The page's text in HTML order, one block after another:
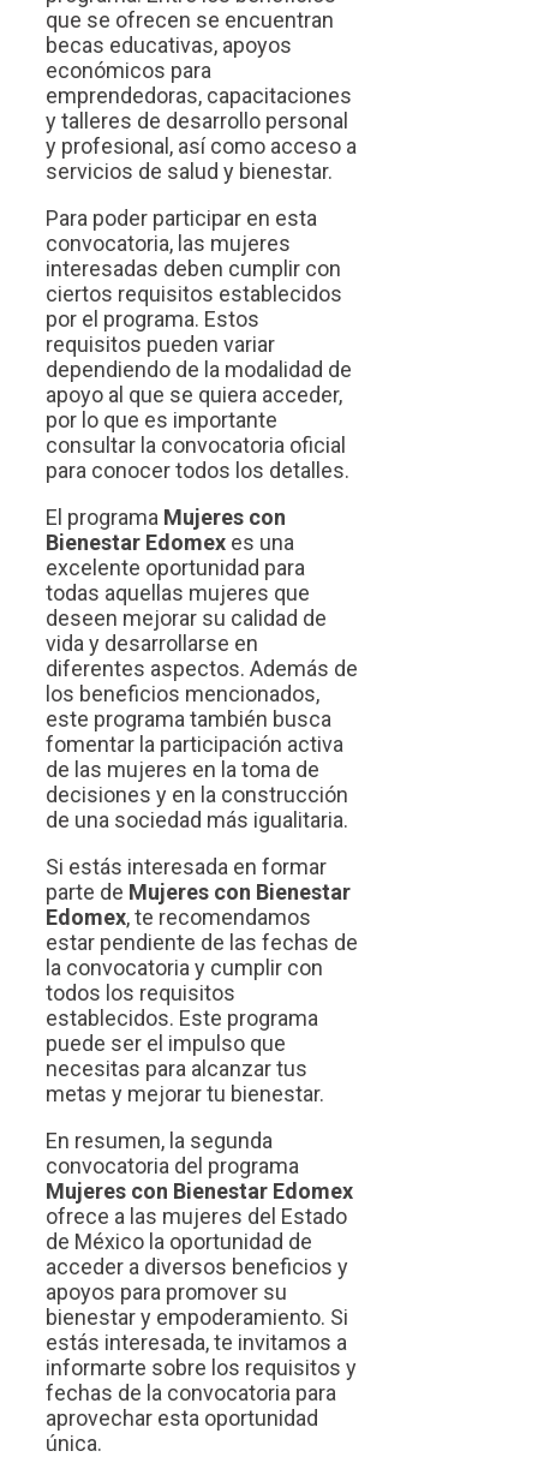
que se ofrecen se encuentran
becas educativas, apoyos
económicos para
emprendedoras, capacitaciones
y talleres de desarrollo personal
y profesional, así como acceso a
servicios de salud y bienestar.
Para poder participar en esta
convocatoria, las mujeres
interesadas deben cumplir con
ciertos requisitos establecidos
por el programa. Estos
requisitos pueden variar
dependiendo de la modalidad de
apoyo al que se quiera acceder,
por lo que es importante
consultar la convocatoria oficial
para conocer todos los detalles.
El programa Mujeres con
Bienestar Edomex es una
excelente oportunidad para
todas aquellas mujeres que
deseen mejorar su calidad de
vida y desarrollarse en
diferentes aspectos. Además de
los beneficios mencionados,
este programa también busca
fomentar la participación activa
de las mujeres en la toma de
decisiones y en la construcción
de una sociedad más igualitaria.
Si estás interesada en formar
parte de Mujeres con Bienestar
Edomex, te recomendamos
estar pendiente de las fechas de
la convocatoria y cumplir con
todos los requisitos
establecidos. Este programa
puede ser el impulso que
necesitas para alcanzar tus
metas y mejorar tu bienestar.
En resumen, la segunda
convocatoria del programa
Mujeres con Bienestar Edomex
ofrece a las mujeres del Estado
de México la oportunidad de
acceder a diversos beneficios y
apoyos para promover su
bienestar y empoderamiento. Si
estás interesada, te invitamos a
informarte sobre los requisitos y
fechas de la convocatoria para
aprovechar esta oportunidad
única.